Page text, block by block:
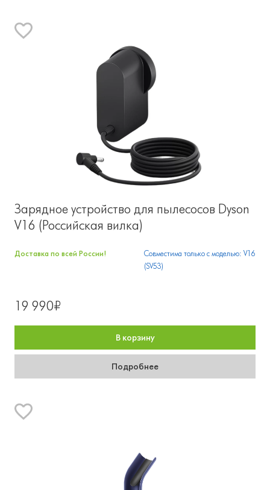
Зарядное устройство для пылесосов Dyson
V16 (Российская вилка)
Доставка по всей России!
Совместима только с моделью: V16
(SV53)
19 990₽
В корзину
Подробнее